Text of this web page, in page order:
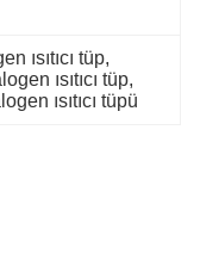
ısıtıcı tüp,
ısıtıcı tüp,
ısıtıcı tüpü